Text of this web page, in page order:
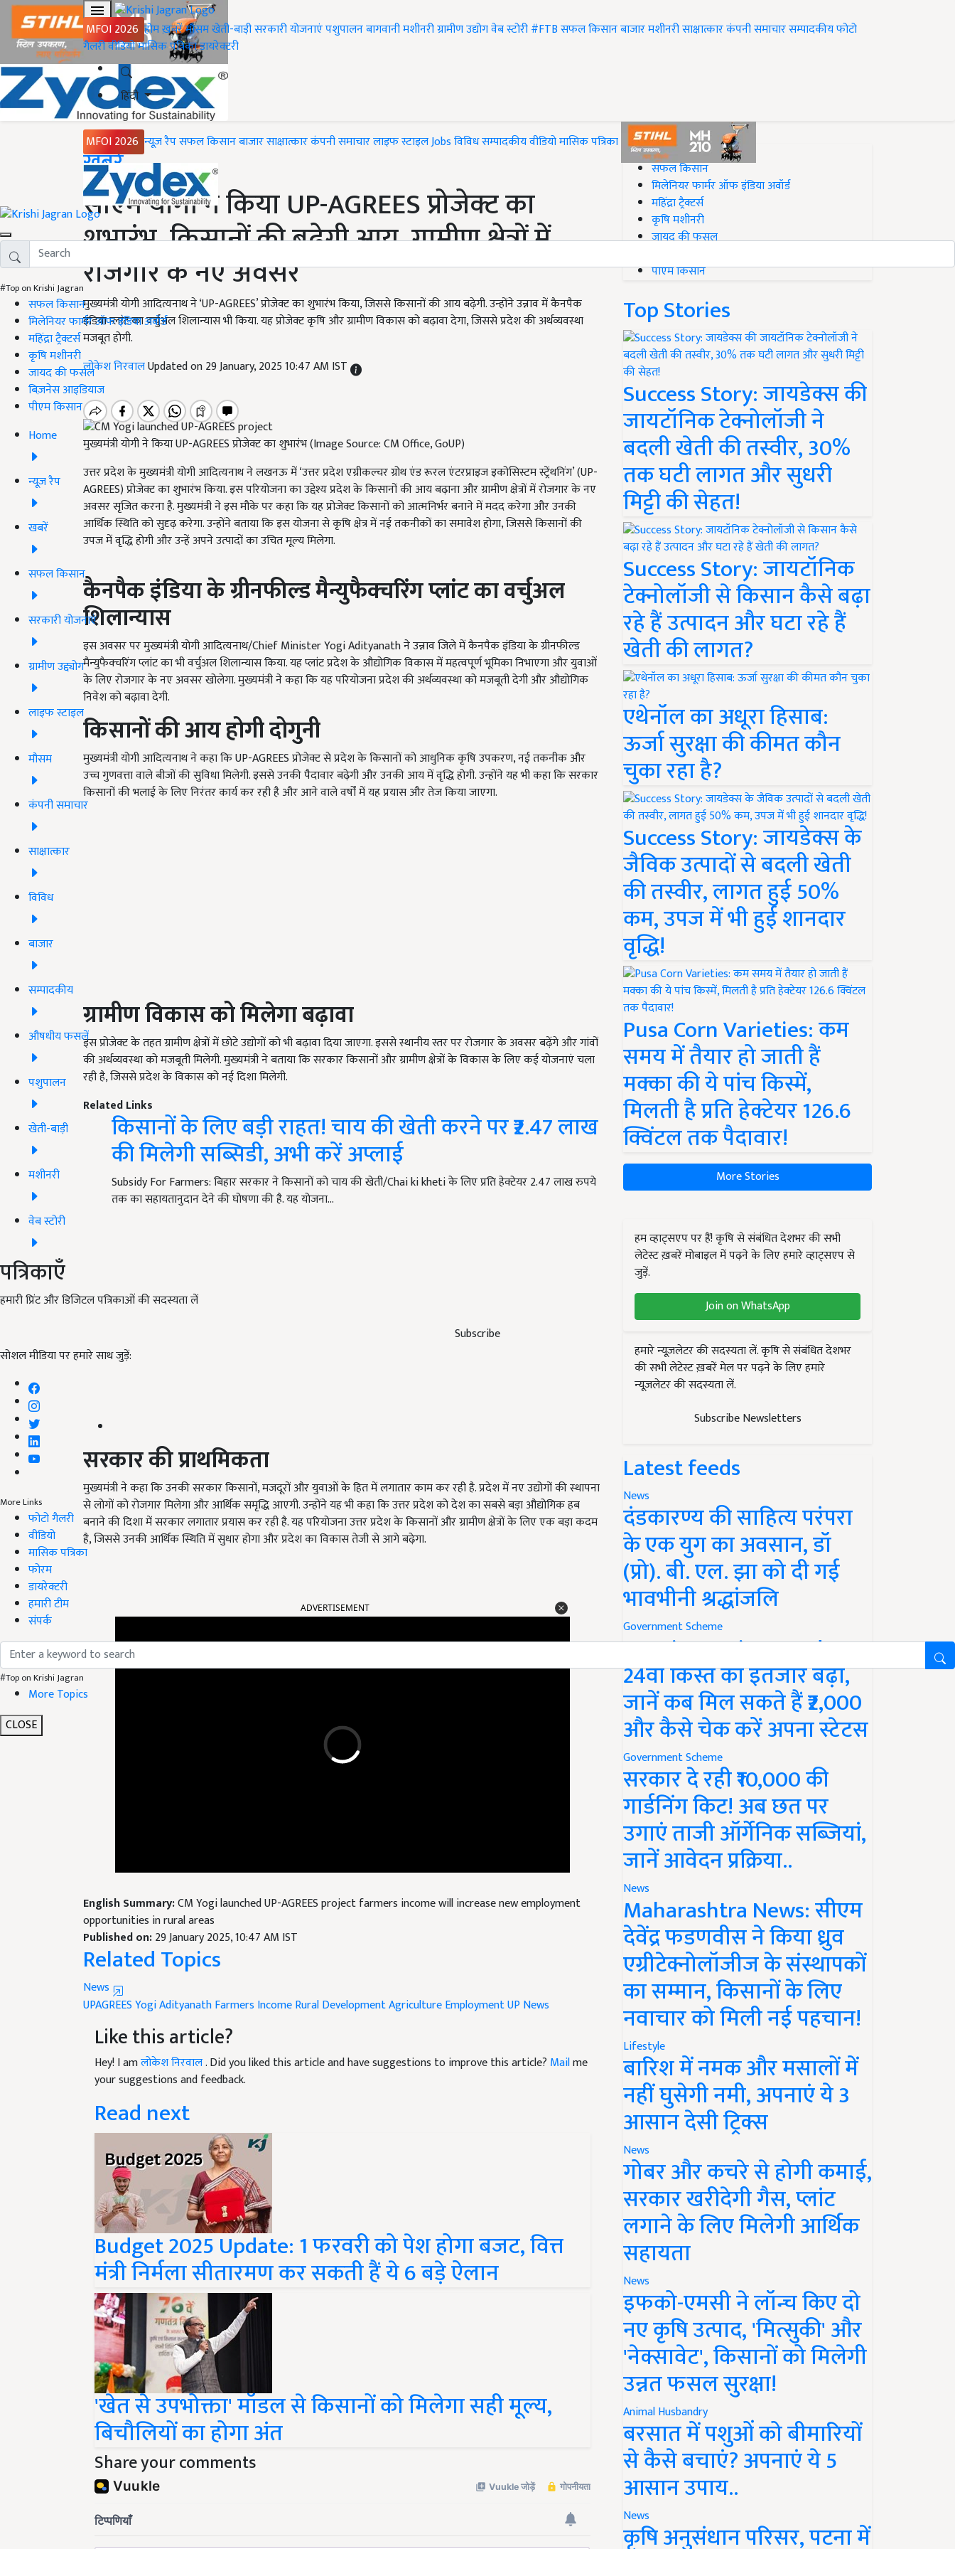
MFOI 2026 होमख़बरेंमौसमखेती-बाड़ीसरकारी योजनाएंपशुपालनबागवानीमशीनरीग्रामीण उद्योगवेब स्टोरी#FTBसफल किसानबाजारमशीनरीसाक्षात्कारकंपनी समाचारसम्पादकीयफोटो
गैलरीवीडियोमासिक पत्रिकाडायरेक्टरी
हिंदी
MFOI 2026 न्यूज़ रैपसफल किसानबाजारसाक्षात्कारकंपनी समाचारलाइफ स्टाइलJobsविविधसम्पादकीयवीडियोमासिक पत्रिका
#Top on Krishi Jagran
सफल किसान
मिलेनियर फार्मर ऑफ इंडिया अवॉर्ड
महिंद्रा ट्रैक्टर्स
कृषि मशीनरी
जायद की फसल
बिज़नेस आइडियाज
पीएम किसान
Home
न्यूज़ रैप
खबरें
सफल किसान
सरकारी योजनाएं
ग्रामीण उद्द्योग
लाइफ स्टाइल
मौसम
कंपनी समाचार
साक्षात्कार
विविध
बाजार
सम्पादकीय
औषधीय फसलें
पशुपालन
खेती-बाड़ी
मशीनरी
वेब स्टोरी
पत्रिकाएँ
हमारी प्रिंट और डिजिटल पत्रिकाओं की सदस्यता लें
Subscribe
सोशल मीडिया पर हमारे साथ जुड़ें:
More Links
फोटो गैलरी
वीडियो
मासिक पत्रिका
फोरम
डायरेक्टरी
हमारी टीम
संपर्क
#Top on Krishi Jagran
More Topics
CLOSE
Home
ख़बरें
सीएम योगी ने किया UP-AGREES प्रोजेक्ट का
शुभारंभ, किसानों की बढ़ेगी आय, ग्रामीण क्षेत्रों में
रोजगार के नए अवसर
मुख्यमंत्री योगी आदित्यनाथ ने ‘UP-AGREES’ प्रोजेक्ट का शुभारंभ किया, जिससे किसानों की आय बढ़ेगी. उन्होंने उन्नाव में कैनपैक
इंडिया प्लांट का वर्चुअल शिलान्यास भी किया. यह प्रोजेक्ट कृषि और ग्रामीण विकास को बढ़ावा देगा, जिससे प्रदेश की अर्थव्यवस्था
मजबूत होगी.
लोकेश निरवालUpdated on 29 January, 2025 10:47 AM IST
मुख्यमंत्री योगी ने किया UP-AGREES प्रोजेक्ट का शुभारंभ (Image Source: CM Office, GoUP)
उत्तर प्रदेश के मुख्यमंत्री योगी आदित्यनाथ ने लखनऊ में ‘उत्तर प्रदेश एग्रीकल्चर ग्रोथ एंड रूरल एंटरप्राइज इकोसिस्टम स्ट्रेंथनिंग’ (UP-
AGREES) प्रोजेक्ट का शुभारंभ किया. इस परियोजना का उद्देश्य प्रदेश के किसानों की आय बढ़ाना और ग्रामीण क्षेत्रों में रोजगार के नए
अवसर सृजित करना है. मुख्यमंत्री ने इस मौके पर कहा कि यह प्रोजेक्ट किसानों को आत्मनिर्भर बनाने में मदद करेगा और उनकी
आर्थिक स्थिति को सुदृढ़ करेगा. उन्होंने बताया कि इस योजना से कृषि क्षेत्र में नई तकनीकों का समावेश होगा, जिससे किसानों की
उपज में वृद्धि होगी और उन्हें अपने उत्पादों का उचित मूल्य मिलेगा.
कैनपैक इंडिया के ग्रीनफील्ड मैन्युफैक्चरिंग प्लांट का वर्चुअल
शिलान्यास
इस अवसर पर मुख्यमंत्री योगी आदित्यनाथ/Chief Minister Yogi Adityanath ने उन्नाव जिले में कैनपैक इंडिया के ग्रीनफील्ड
मैन्युफैक्चरिंग प्लांट का भी वर्चुअल शिलान्यास किया. यह प्लांट प्रदेश के औद्योगिक विकास में महत्वपूर्ण भूमिका निभाएगा और युवाओं
के लिए रोजगार के नए अवसर खोलेगा. मुख्यमंत्री ने कहा कि यह परियोजना प्रदेश की अर्थव्यवस्था को मजबूती देगी और औद्योगिक
निवेश को बढ़ावा देगी.
किसानों की आय होगी दोगुनी
मुख्यमंत्री योगी आदित्यनाथ ने कहा कि UP-AGREES प्रोजेक्ट से प्रदेश के किसानों को आधुनिक कृषि उपकरण, नई तकनीक और
उच्च गुणवत्ता वाले बीजों की सुविधा मिलेगी. इससे उनकी पैदावार बढ़ेगी और उनकी आय में वृद्धि होगी. उन्होंने यह भी कहा कि सरकार
किसानों की भलाई के लिए निरंतर कार्य कर रही है और आने वाले वर्षों में यह प्रयास और तेज किया जाएगा.
ग्रामीण विकास को मिलेगा बढ़ावा
इस प्रोजेक्ट के तहत ग्रामीण क्षेत्रों में छोटे उद्योगों को भी बढ़ावा दिया जाएगा. इससे स्थानीय स्तर पर रोजगार के अवसर बढ़ेंगे और गांवों
की अर्थव्यवस्था को मजबूती मिलेगी. मुख्यमंत्री ने बताया कि सरकार किसानों और ग्रामीण क्षेत्रों के विकास के लिए कई योजनाएं चला
रही है, जिससे प्रदेश के विकास को नई दिशा मिलेगी.
Related Links
किसानों के लिए बड़ी राहत! चाय की खेती करने पर ₹2.47 लाख
की मिलेगी सब्सिडी, अभी करें अप्लाई
Subsidy For Farmers: बिहार सरकार ने किसानों को चाय की खेती/Chai ki kheti के लिए प्रति हेक्टेयर 2.47 लाख रुपये
तक का सहायतानुदान देने की घोषणा की है. यह योजना…
सरकार की प्राथमिकता
मुख्यमंत्री ने कहा कि उनकी सरकार किसानों, मजदूरों और युवाओं के हित में लगातार काम कर रही है. प्रदेश में नए उद्योगों की स्थापना
से लोगों को रोजगार मिलेगा और आर्थिक समृद्धि आएगी. उन्होंने यह भी कहा कि उत्तर प्रदेश को देश का सबसे बड़ा औद्योगिक हब
बनाने की दिशा में सरकार लगातार प्रयास कर रही है. यह परियोजना उत्तर प्रदेश के किसानों और ग्रामीण क्षेत्रों के लिए एक बड़ा कदम
है, जिससे उनकी आर्थिक स्थिति में सुधार होगा और प्रदेश का विकास तेजी से आगे बढ़ेगा.
opportunities in rural areas
Published on:29 January 2025, 10:47 AM IST
Related Topics
News
UPAGREES
Like this article?
Hey! I amलोकेश निरवाल. Did you liked this article and have suggestions to improve this article?
your suggestions and feedback.
Read next
Budget 2025 Update: 1 फरवरी को पेश होगा बजट, वित्त
मंत्री निर्मला सीतारमण कर सकती हैं ये 6 बड़े ऐलान
'खेत से उपभोक्ता' मॉडल से किसानों को मिलेगा सही मूल्य,
बिचौलियों का होगा अंत
Share your comments
#Top on Krishi Jagran
सफल किसान
मिलेनियर फार्मर ऑफ इंडिया अवॉर्ड
महिंद्रा ट्रैक्टर्स
कृषि मशीनरी
जायद की फसल
पीएम किसान
Top Stories
Success Story: जायडेक्स की
जायटॉनिक टेक्नोलॉजी ने
बदली खेती की तस्वीर, 30%
तक घटी लागत और सुधरी
मिट्टी की सेहत!
Success Story: जायटॉनिक
टेक्नोलॉजी से किसान कैसे बढ़ा
रहे हैं उत्पादन और घटा रहे हैं
खेती की लागत?
एथेनॉल का अधूरा हिसाब:
ऊर्जा सुरक्षा की कीमत कौन
चुका रहा है?
Success Story: जायडेक्स के
जैविक उत्पादों से बदली खेती
की तस्वीर, लागत हुई 50%
कम, उपज में भी हुई शानदार
वृद्धि!
Pusa Corn Varieties: कम
समय में तैयार हो जाती हैं
मक्का की ये पांच किस्में,
मिलती है प्रति हेक्टेयर 126.6
क्विंटल तक पैदावार!
More Stories
हम व्हाट्सएप पर हैं! कृषि से संबंधित देशभर की सभी
लेटेस्ट ख़बरें मोबाइल में पढ़ने के लिए हमारे व्हाट्सएप से
जुड़ें.
Join on WhatsApp
हमारे न्यूज़लेटर की सदस्यता लें. कृषि से संबंधित देशभर
की सभी लेटेस्ट ख़बरें मेल पर पढ़ने के लिए हमारे
न्यूज़लेटर की सदस्यता लें.
Subscribe Newsletters
Latest feeds
News
दंडकारण्य की साहित्य परंपरा
के एक युग का अवसान, डॉ
(प्रो). बी. एल. झा को दी गई
भावभीनी श्रद्धांजलि
Government Scheme
PM Kisan Yojana Update:
24वीं किस्त का इंतजार बढ़ा,
जानें कब मिल सकते हैं ₹2,000
और कैसे चेक करें अपना स्टेटस
Government Scheme
सरकार दे रही ₹10,000 की
गार्डनिंग किट! अब छत पर
उगाएं ताजी ऑर्गेनिक सब्जियां,
जानें आवेदन प्रक्रिया..
News
Maharashtra News: सीएम
देवेंद्र फडणवीस ने किया ध्रुव
एग्रीटेक्नोलॉजीज के संस्थापकों
का सम्मान, किसानों के लिए
नवाचार को मिली नई पहचान!
Lifestyle
बारिश में नमक और मसालों में
नहीं घुसेगी नमी, अपनाएं ये 3
आसान देसी ट्रिक्स
News
गोबर और कचरे से होगी कमाई,
सरकार खरीदेगी गैस, प्लांट
लगाने के लिए मिलेगी आर्थिक
सहायता
News
इफको-एमसी ने लॉन्च किए दो
नए कृषि उत्पाद, 'मित्सुकी' और
'नेक्सावेट', किसानों को मिलेगी
उन्नत फसल सुरक्षा!
Animal Husbandry
बरसात में पशुओं को बीमारियों
से कैसे बचाएं? अपनाएं ये 5
आसान उपाय..
News
कृषि अनुसंधान परिसर, पटना में